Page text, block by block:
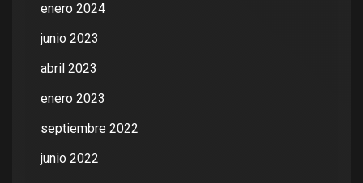
enero 2024
junio 2023
abril 2023
enero 2023
septiembre 2022
junio 2022